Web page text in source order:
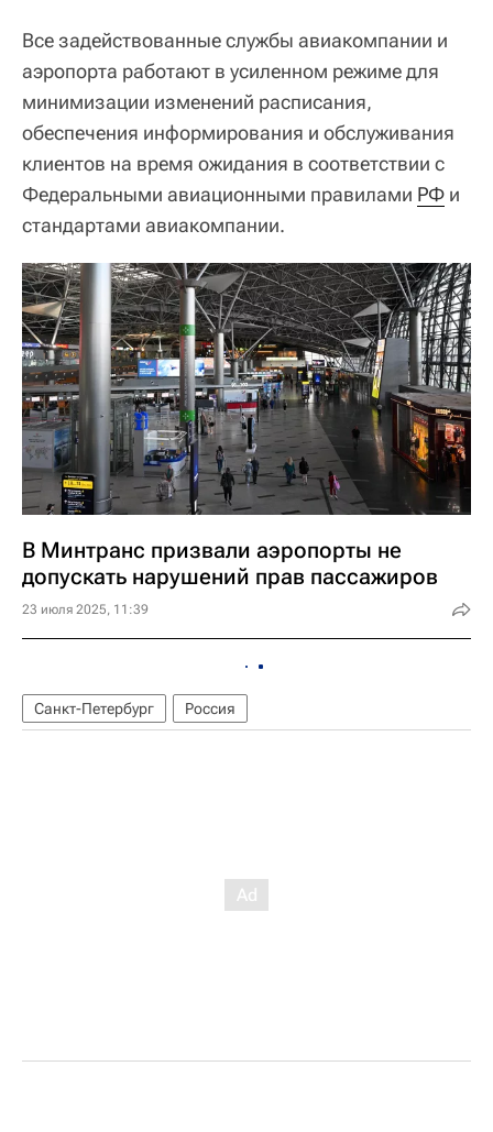
Все задействованные службы авиакомпании и
аэропорта работают в усиленном режиме для
минимизации изменений расписания,
обеспечения информирования и обслуживания
клиентов на время ожидания в соответствии с
Федеральными авиационными правилами РФ и
стандартами авиакомпании.
В Минтранс призвали аэропорты не
допускать нарушений прав пассажиров
23 июля 2025, 11:39
Санкт-Петербург Россия